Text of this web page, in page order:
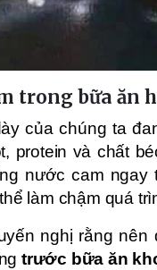
trong bữa ăn
của chúng ta
protein và chất
nước cam
làm chậm quá
nghị rằng
trước bữa ăn